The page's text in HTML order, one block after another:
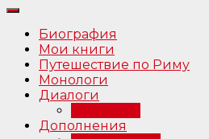
Биография
Мои книги
Путешествие по Риму
Монологи
Диалоги
Дополнения